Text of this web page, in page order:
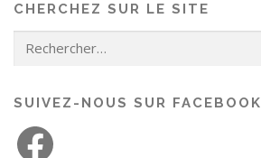
CHERCHEZ SUR LE SITE
SUIVEZ-NOUS SUR FACEBOOK